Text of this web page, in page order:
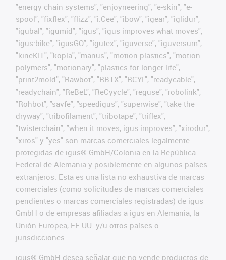
"energy chain systems", "enjoyneering", "e-skin", "e-
spool", "fixflex", "flizz", "i.Cee", "ibow", "igear", "iglidur",
"igubal", "igumid", "igus", "igus improves what moves",
"igus:bike", "igusGO", "igutex", "iguverse", "iguversum",
"kineKIT", "kopla", "manus", "motion plastics", "motion
polymers", "motionary", "plastics for longer life",
"print2mold", "Rawbot", "RBTX", "RCYL", "readycable",
"readychain", "ReBeL", "ReCyycle", "reguse", "robolink",
"Rohbot", "savfe", "speedigus", "superwise", "take the
dryway", "tribofilament", "tribotape", "triflex",
"twisterchain", "when it moves, igus improves", "xirodur",
"xiros" y "yes" son marcas comerciales legalmente
protegidas de igus® GmbH/Colonia en la República
Federal de Alemania y posiblemente en algunos países
extranjeros. Esta es una lista no exhaustiva de marcas
comerciales (como solicitudes de marcas comerciales
pendientes o marcas comerciales registradas) de igus
GmbH o de empresas afiliadas a igus en Alemania, la
Unión Europea, EE.UU. y/u otros países o
jurisdicciones.
igus® GmbH desea señalar que no vende productos de